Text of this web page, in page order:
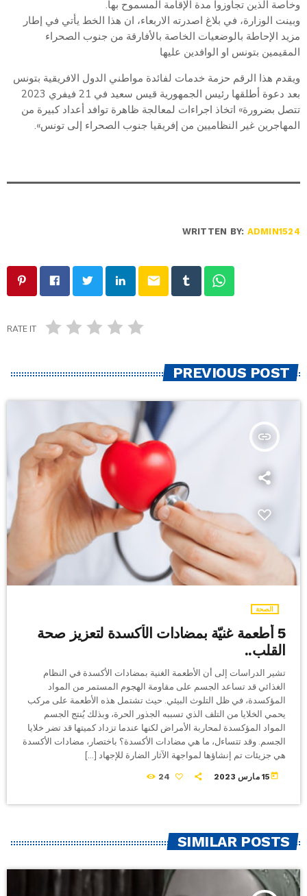
وخاصة الذين تجاوزوا مدة الإقامة المسموح بها.
وبينت الوزارة، في بلاغ اصدرته الاربعاء، ان هذا الخط يأتي في إطار
مزيد الإحاطة بالوضعيات الخاصة بالأفارقة من جنوب الصحراء
المقيمين بتونس او الوافدين عليها
ويقدم هذا الرقم حزمة خدمات لفائدة مواطني الدول الافريقية بتونس
بعد دعوة أطلقها رئيس الجمهورية قيس سعيد في 21 فيفري 2023
تتصل بضرورة» اتخاذ اجراءات لمعالجة ظاهرة توافد أعداد كبيرة من
المهاجرين غير النظاميين من إفريقيا جنوب الصحراء إلى تونس».
WRITTEN BY: ADMIN1524
email
RATE IT
PREVIOUS POST
insert_link
الصحة
5 أطعمة غنيّة بمضادات الأكسدة لتعزيز صحة
القلب..
تشير الدراسات إلى أن الأطعمة الغنية بمضادات الأكسدة في النظام
الغذائي قد تساعد الجسم على مقاومة الهجوم المستمر من المواد
المؤكسدة، في ظل التلوث البيئي. حيث تشتمل هذه الأطعمة على مركب
يحمي الخلايا من التلف الذي تسببه الجذور الحرة، وبذلك يُنتج الجسم
المواد المؤكسدة لمحاربة الأمراض لكنها عندما تزداد كميتها قد تضر خلايا
الجسم. وقد تتساءل، ما هي مضادات الأكسدة؟ باختصار، مضادات الأكسدة
هي جزيئات تم إنشاؤها لمواجهة الآثار الضارة للإجهاد […]
today15 مارس 2023 24
SIMILAR POSTS